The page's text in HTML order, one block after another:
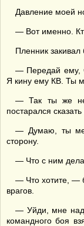
Давление моей
— Вот именно.
Пленник закивал
— Передай ему,
Я кину ему КВ. Ты
— Так ты же
постарался
— Думаю, ты
сторону.
— Что с ним
— Что хотите, —
врагов.
— Уйди, мне
командного боя